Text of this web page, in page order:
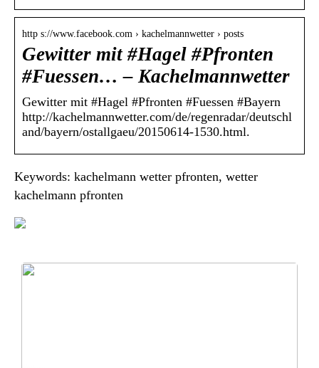
http s://www.facebook.com › kachelmannwetter › posts
Gewitter mit #Hagel #Pfronten
#Fuessen… – Kachelmannwetter
Gewitter mit #Hagel #Pfronten #Fuessen #Bayern
http://kachelmannwetter.com/de/regenradar/deutschl
and/bayern/ostallgaeu/20150614-1530.html.
Keywords: kachelmann wetter pfronten, wetter
kachelmann pfronten